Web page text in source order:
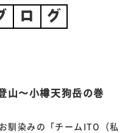
ロ グ
山〜小樽天狗岳の巻
馴染みの「チームITO（私